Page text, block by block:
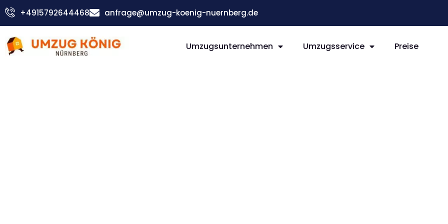
Zum
Inhalt
+4915792644468 anfrage@umzug-koenig-nuernberg.de
Umzugsunternehmen Umzugsservice Preise